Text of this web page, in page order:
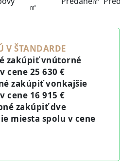
㎡
V ŠTANDARDE
zakúpiť vnútorné
cene 25 630 €
zakúpiť vonkajšie
cene 16 915 €
zakúpiť dve
miesta spolu v cene